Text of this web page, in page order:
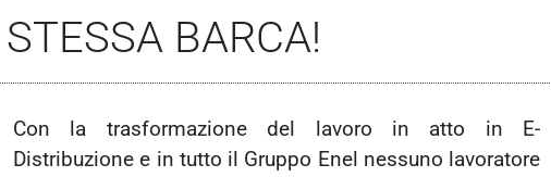
BARCA!
Con la trasformazione del lavoro in atto in E-
Distribuzione e in tutto il Gruppo Enel nessuno lavoratore